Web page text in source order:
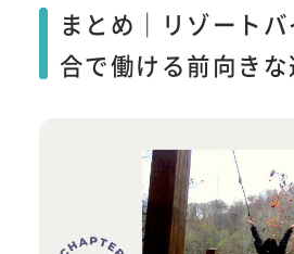
まとめ｜リゾート
合で働ける前向きな